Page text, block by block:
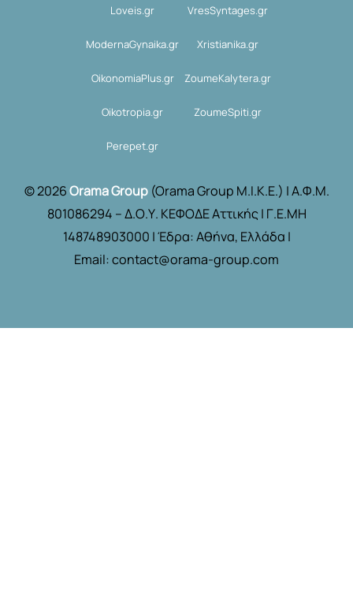
Loveis.gr VresSyntages.gr
ModernaGynaika.gr Xristianika.gr
OikonomiaPlus.gr ZoumeKalytera.gr
Oikotropia.gr ZoumeSpiti.gr
Perepet.gr
© 2026Orama Group(Orama Group Μ.Ι.Κ.Ε.) | Α.Φ.Μ.
801086294 – Δ.Ο.Υ. ΚΕΦΟΔΕ Αττικής | Γ.Ε.ΜΗ
148748903000 | Έδρα: Αθήνα, Ελλάδα |
Email: contact@orama-group.com